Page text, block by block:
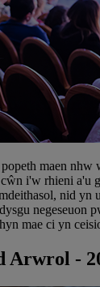
maen nhw
i'w rhieni a'u
nid yn
negeseuon
mae ci yn
Arwrol -